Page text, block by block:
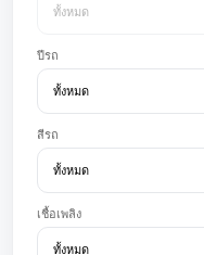
ปีรถ
สีรถ
เชื้อเพลิง